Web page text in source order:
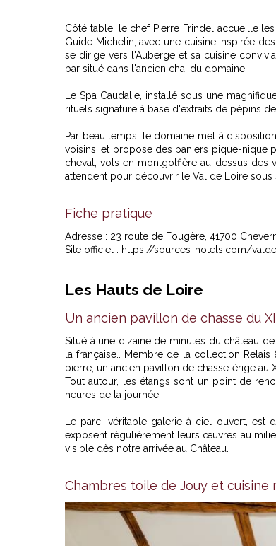
Côté table, le chef Pierre Frindel accueille
Guide Michelin, avec une cuisine inspirée
se dirige vers l'Auberge et sa cuisine
bar situé dans l'ancien chai du domaine.
Le Spa Caudalie, installé sous une
rituels signature à base d'extraits de pépins
Par beau temps, le domaine met à
voisins, et propose des paniers pique-nique
cheval, vols en montgolfière au-dessus des
attendent pour découvrir le Val de Loire sous
Fiche pratique
Adresse : 23 route de Fougère, 41700
Site officiel : https://sources-hotels.com/
Les Hauts de Loire
Un ancien pavillon de chasse du
Situé à une dizaine de minutes du château
la française.. Membre de la collection
pierre, un ancien pavillon de chasse érigé au
Tout autour, les étangs sont un point de
heures de la journée.
Le parc, véritable galerie à ciel ouvert,
exposent régulièrement leurs œuvres au
visible dès notre arrivée au Château.
Chambres toile de Jouy et cuisine